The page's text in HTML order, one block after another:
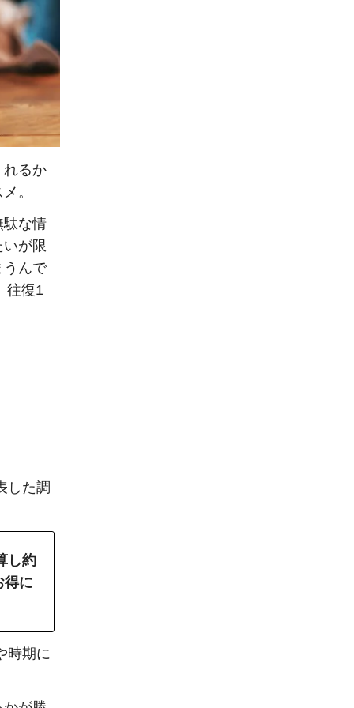
れるか
。
駄な情
が限
うんで
往復1
した調
し約
得に
時期に